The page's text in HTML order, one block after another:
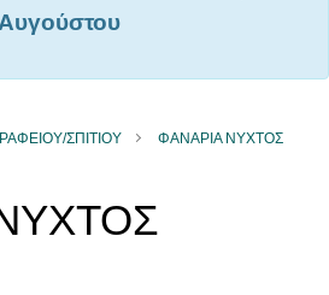
Αυγούστου
ΣΠΙΤΙΟΥ ΦΑΝΑΡΙΑ ΝΥΧΤΟΣ